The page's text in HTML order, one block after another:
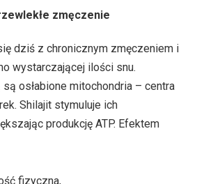
zmęczenie
dziś z chronicznym zmęczeniem i
wystarczającej ilości snu.
są osłabione mitochondria – centra
Shilajit stymuluje ich
produkcję ATP. Efektem
fizyczna,